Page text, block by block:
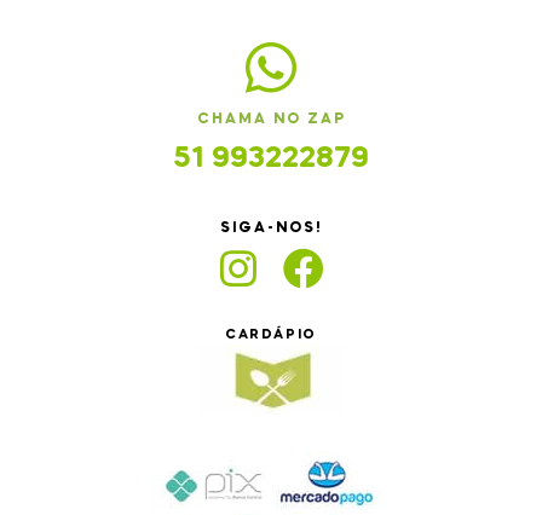
CHAMA NO ZAP
51 993222879
SIGA-NOS!
CARDÁPIO